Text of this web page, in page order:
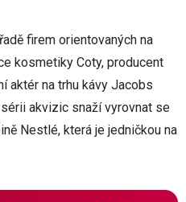
firem orientovaných na
kosmetiky Coty, producent
aktér na trhu kávy Jacobs
akvizic snaží vyrovnat se
Nestlé, která je jedničkou na